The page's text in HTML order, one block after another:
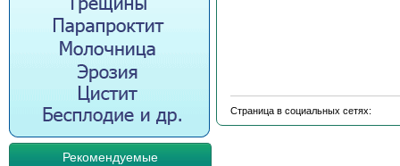
Рекомендуемые
Страница в социальных сетях: